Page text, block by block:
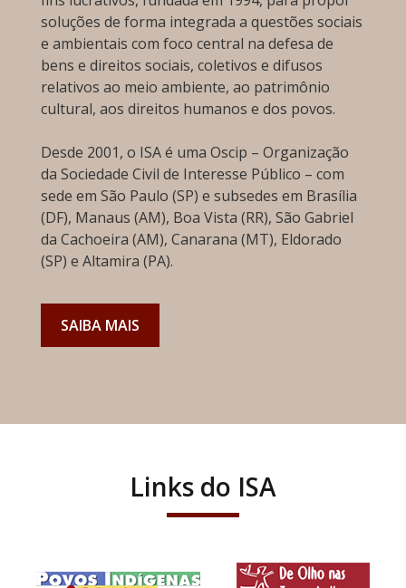
soluções de forma integrada a questões sociais
e ambientais com foco central na defesa de
bens e direitos sociais, coletivos e difusos
relativos ao meio ambiente, ao patrimônio
cultural, aos direitos humanos e dos povos.
Desde 2001, o ISA é uma Oscip – Organização
da Sociedade Civil de Interesse Público – com
sede em São Paulo (SP) e subsedes em Brasília
(DF), Manaus (AM), Boa Vista (RR), São Gabriel
da Cachoeira (AM), Canarana (MT), Eldorado
(SP) e Altamira (PA).
SAIBA MAIS
Links do ISA